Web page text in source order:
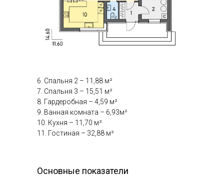
6. Спальня 2 – 11,88 м²
7. Спальня 3 – 15,51 м²
8. Гардеробная – 4,59 м²
9. Ванная комната – 6,93м²
10. Кухня – 11,70 м²
11. Гостиная – 32,88 м²
Основные показатели